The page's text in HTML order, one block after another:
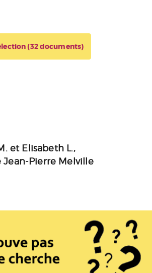
(32 documents)
et Elisabeth L.,
Pierre Melville